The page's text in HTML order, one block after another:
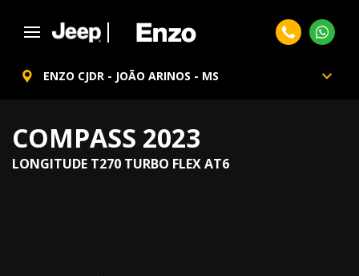
ENZO CJDR - JOÃO ARINOS - MS
COMPASS 2023
LONGITUDE T270 TURBO FLEX AT6